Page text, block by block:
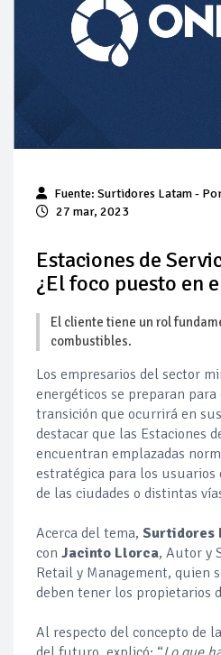
Pierde Pemex 71 millones de
"procesadoras" ilegales
Incertidumbre regulatoria
las Estaciones de Servicio familiares
espera estabilización del mercado
acuerdo de paz
Petróleo continúa su
Fuente: Surtidores Latam -
27 mar, 2023
Estaciones de
¿El foco puesto en
El cliente tiene un rol
combustibles.
Los empresarios del sector
energéticos se preparan
transición que ocurrirá en
destacar que las Estaciones
encuentran emplazadas
estratégica para los usuarios
de las ciudades o distintas
Acerca del tema, Surtidores
con Jacinto Llorca, Autor y
Retail y Management, quien
deben tener los propietarios
Al respecto del concepto de